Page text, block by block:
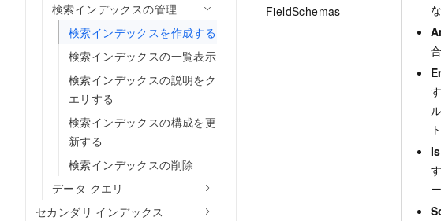
検索インデックスの管理
検索インデックスを作成する
検索インデックスの一覧表示
検索インデックスの説明をク
エリする
検索インデックスの構成を更
新する
検索インデックスの削除
データ クエリ
セカンダリ インデックス
FieldSchemas